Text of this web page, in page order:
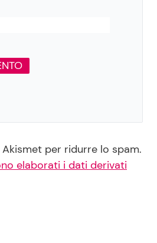
per ridurre lo spam.
elaborati i dati derivati